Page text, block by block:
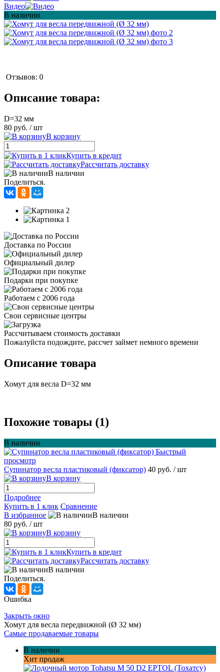
Видео
В наличии
Отзывов: 0
Описание товара:
D=32 мм
80 руб. / шт
В корзину
Купить в кредит
Рассчитать доставку
В наличии
Поделиться.
Доставка по России
Официальный дилер
Подарки при покупке
Работаем с 2006 года
Свои сервисные центры
Рассчитываем стоимость доставки
Пожалуйста подождите, рассчет займет немного времени
Описание товара
Хомут для весла D=32 мм
Похожие товары (1)
В наличии
Быстрый
просмотр
Супинатор весла пластиковый (фиксатор) 40 руб. / шт
В корзину
Подробнее
Купить в 1 клик Сравнение
В избранное
В наличии
80 руб. / шт
В корзину
Купить в кредит
Рассчитать доставку
В наличии
Поделиться.
Ошибка
Закрыть окно
Хомут для весла передвижной (Ø 32 мм)
Самые продаваемые товары
В наличии
Хит продаж